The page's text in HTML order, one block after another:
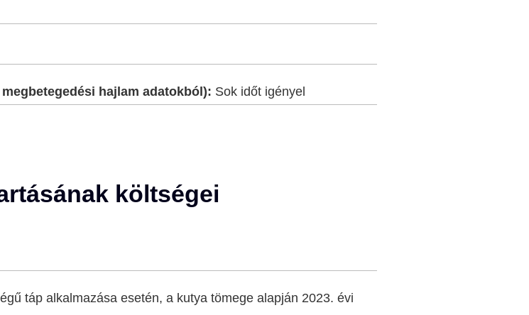
hajlam adatokból): Sok időt igényel
költségei
táp alkalmazása esetén, a kutya tömege alapján 2023. évi